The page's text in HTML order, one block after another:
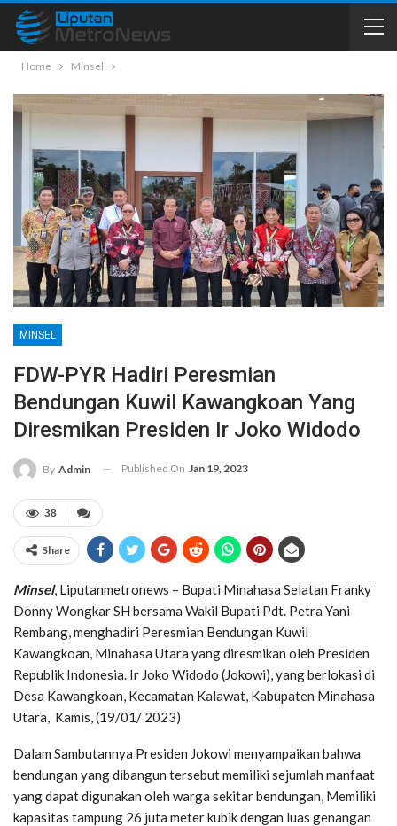
Home Minsel
MINSEL
FDW-PYR Hadiri Peresmian
Bendungan Kuwil Kawangkoan Yang
Diresmikan Presiden Ir Joko Widodo
By Admin Published On Jan 19, 2023
38
Share
Minsel, Liputanmetronews – Bupati Minahasa Selatan Franky
Donny Wongkar SH bersama Wakil Bupati Pdt. Petra Yani
Rembang, menghadiri Peresmian Bendungan Kuwil
Kawangkoan, Minahasa Utara yang diresmikan oleh Presiden
Republik Indonesia. Ir Joko Widodo (Jokowi), yang berlokasi di
Desa Kawangkoan, Kecamatan Kalawat, Kabupaten Minahasa
Utara, Kamis, (19/01/ 2023)
Dalam Sambutannya Presiden Jokowi menyampaikan bahwa
bendungan yang dibangun tersebut memiliki sejumlah manfaat
yang dapat digunakan oleh warga sekitar bendungan, Memiliki
kapasitas tampung 26 juta meter kubik dengan luas genangan